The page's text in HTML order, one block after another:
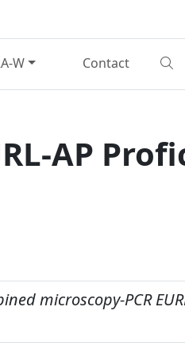
W Contact
AP
microscopy-PCR